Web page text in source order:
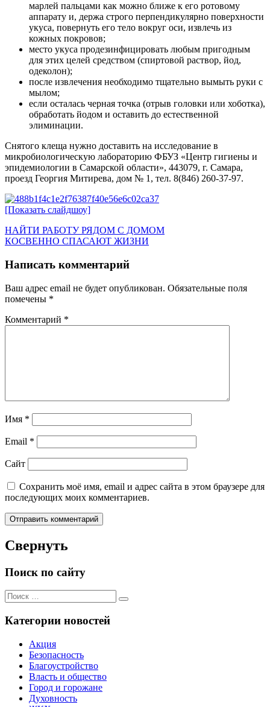
марлей пальцами как можно ближе к его ротовому
аппарату и, держа строго перпендикулярно поверхности
укуса, повернуть его тело вокруг оси, извлечь из
кожных покровов;
место укуса продезинфицировать любым пригодным
для этих целей средством (спиртовой раствор, йод,
одеколон);
после извлечения необходимо тщательно вымыть руки с
мылом;
если осталась черная точка (отрыв головки или хоботка),
обработать йодом и оставить до естественной
элиминации.
Снятого клеща нужно доставить на исследование в
микробиологическую лабораторию ФБУЗ «Центр гигиены и
эпидемиологии в Самарской области», 443079, г. Самара,
проезд Георгия Митирева, дом № 1, тел. 8(846) 260-37-97.
[Показать слайдшоу]
Навигация
по
записям
Предыдущая
запись:
НАЙТИ РАБОТУ РЯДОМ С ДОМОМ
Следующая
КОСВЕННО СПАСАЮТ ЖИЗНИ
Написать комментарий
Ваш адрес email не будет опубликован. Обязательные поля
помечены *
Комментарий *
Имя *
Email *
Сайт
Сохранить моё имя, email и адрес сайта в этом браузере для
последующих моих комментариев.
Свернуть
Поиск по сайту
Поиск
для:
Поиск
Категории новостей
Акция
Безопасность
Благоустройство
Власть и общество
Город и горожане
Духовность